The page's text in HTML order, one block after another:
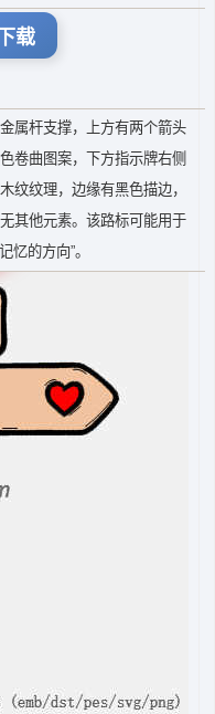
载
属杆支撑，上方有两个箭头
卷曲图案，下方指示牌右侧
纹纹理，边缘有黑色描边，
其他元素。该路标可能用于
忆的方向”。